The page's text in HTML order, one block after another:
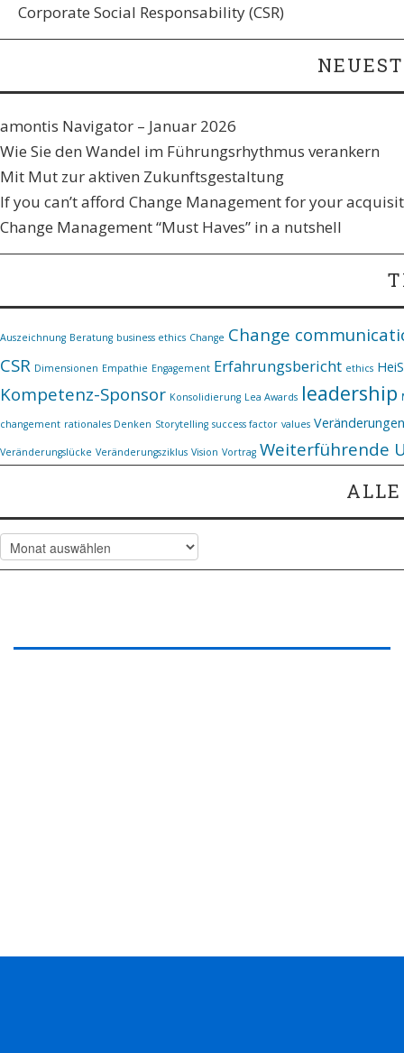
Corporate Social Responsability (CSR)
amontis Navigator – Januar 2026
Wie Sie den Wandel im Führungsrhythmus verankern​
Mit Mut zur aktiven Zukunftsgestaltung
If you can’t afford Change Management for your
Change Management “Must Haves” in a nutshell
Auszeichnung Beratung business ethics Change Change
CSR Dimensionen Empathie Engagement Erfahrungsbericht ethics
Kompetenz-Sponsor Konsolidierung Lea Awards leadership
changement rationales Denken Storytelling success factor values Veränderungen
Veränderungslücke Veränderungsziklus Vision Vortrag Weiterführende